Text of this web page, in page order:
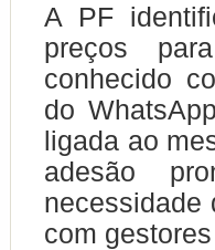
A PF
preços
conhecido
do
ligada ao
adesão
necessidade
com